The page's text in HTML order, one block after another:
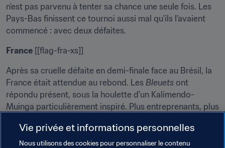
n'est pas parvenu à tenter sa chance une seule fois. Les
Pays-Bas finissent ce tournoi aussi mal qu'ils l'avaient
commencé : avec deux défaites.
France [[flag-fra-xs]]
Après sa cruelle défaite en demi-finale face au Brésil, la
France était attendue au rebond. Les Bleuets ont
répondu présent, sous la houlette d'un Kalimendo-
Muinga particulièrement inspiré. Plus entreprenants, plus
profité des errements défensifs néerlandais. L'addition
aurait même être plus salée si le poteau n'avait pas
Vie privée et informations personnelles
Nous utilisons des cookies pour personnaliser le contenu